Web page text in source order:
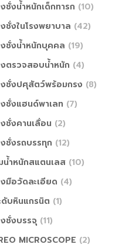
ชั่งน้ำหนักเด็กทารก (10)
ชั่งในโรงพยาบาล (42)
งชั่งน้ำหนักบุคคล (19)
ตรวจสอบน้ำหนัก (4)
งชั่งปศุสัตว์พร้อมกรง (8)
ชั่งแฮนด์พาเลท (7)
ชั่งคานเลื่อน (2)
ชั่งรถบรรทุก (12)
น้ำหนักสแตนเลส (10)
มือวัดละเอียด (4)
ดับหินแกรนิต (1)
ชั่งบรรจุ (11)
MICROSCOPE (2)